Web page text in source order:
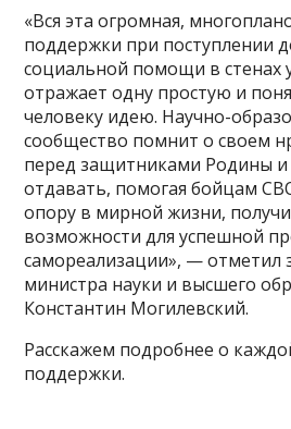
«Вся эта огромная,
поддержки при поступлении
социальной помощи в стенах
отражает одну простую и
человеку идею. Научно-
сообщество помнит о своем
перед защитниками Родины и
отдавать, помогая бойцам
опору в мирной жизни,
возможности для успешной
самореализации», — отметил
министра науки и высшего
Константин Могилевский.
Расскажем подробнее о
поддержки.